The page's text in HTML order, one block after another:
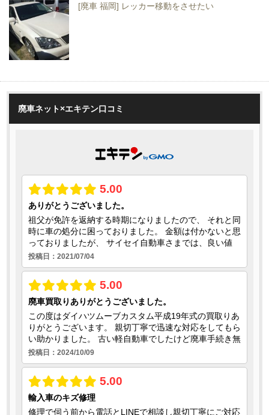
[廃車 福岡] レッカー移動をさせたい
廃車ネット×エキテン口コミ